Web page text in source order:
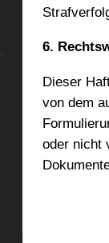
6.
Dieser
von dem
oder nicht